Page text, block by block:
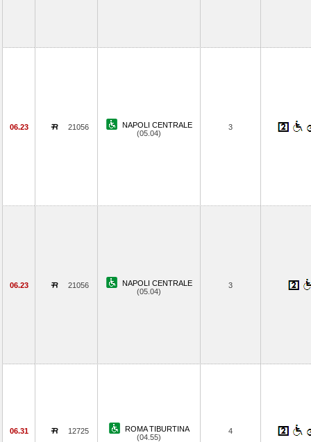
06.23 21056
NAPOLI CENTRALE
(05.04)
3
06.23 21056
NAPOLI CENTRALE
(05.04)
3
06.31 12725
ROMA TIBURTINA
(04.55)
4